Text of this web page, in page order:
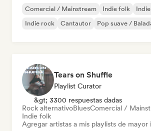
Comercial / Mainstream Indie folk
Indie rock
Cantautor Pop suave /
Tears on Shuffle
Playlist Curator
&gt; 3300 respuestas dadas
Rock alternativoBluesComercial /
Indie folk
Agregar artistas a mis playlists de mayor